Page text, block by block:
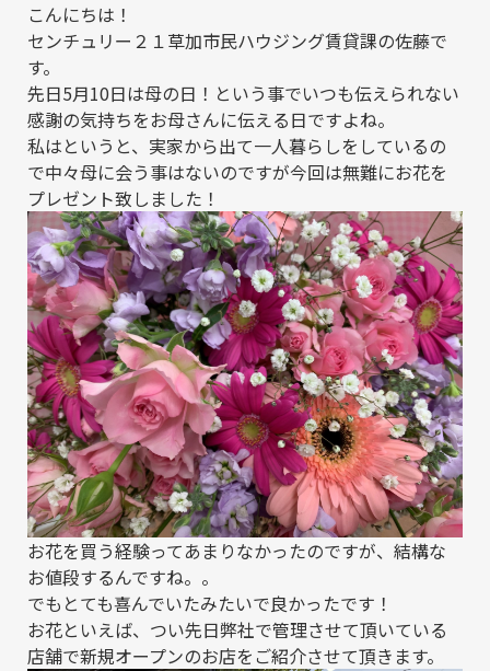
こんにちは！
センチュリー２１草加市民ハウジング賃貸課の佐藤で
す。
先日5月10日は母の日！という事でいつも伝えられない
感謝の気持ちをお母さんに伝える日ですよね。
私はというと、実家から出て一人暮らしをしているの
で中々母に会う事はないのですが今回は無難にお花を
プレゼント致しました！
お花を買う経験ってあまりなかったのですが、結構な
お値段するんですね。。
でもとても喜んでいたみたいで良かったです！
お花といえば、つい先日弊社で管理させて頂いている
店舗で新規オープンのお店をご紹介させて頂きます。